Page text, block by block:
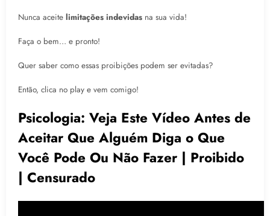
Nunca aceite limitações indevidas na sua vida!
Faça o bem… e pronto!
Quer saber como essas proibições podem ser evitadas?
Então, clica no play e vem comigo!
Psicologia: Veja Este Vídeo Antes de
Aceitar Que Alguém Diga o Que
Você Pode Ou Não Fazer | Proibido
| Censurado